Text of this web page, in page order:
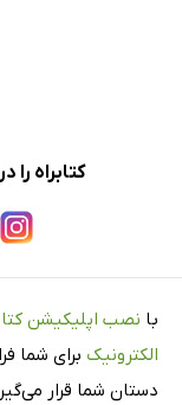
کتابراه
با نصب اپلیکیشن
الکترونیک برای شما
دستان شما قرار